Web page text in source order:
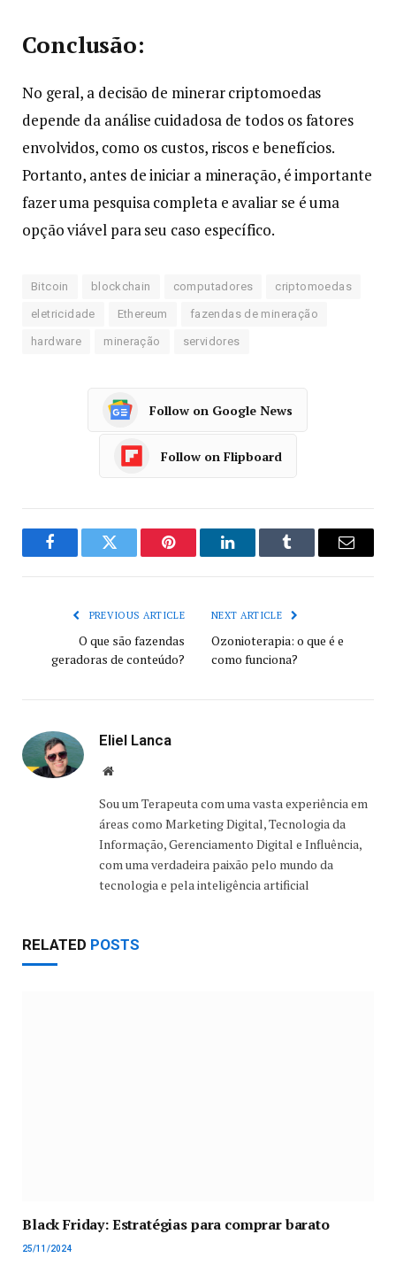
Conclusão:
No geral, a decisão de minerar criptomoedas
depende da análise cuidadosa de todos os fatores
envolvidos, como os custos, riscos e benefícios.
Portanto, antes de iniciar a mineração, é importante
fazer uma pesquisa completa e avaliar se é uma
opção viável para seu caso específico.
Bitcoin blockchain computadores criptomoedas
eletricidade Ethereum fazendas de mineração
hardware mineração servidores
Follow on Google News
Follow on Flipboard
FacebookTwitter Pinterest LinkedInTumblr Email
PREVIOUS ARTICLE
O que são fazendas
geradoras de conteúdo?
NEXT ARTICLE
Ozonioterapia: o que é e
como funciona?
Eliel Lanca
Website
Sou um Terapeuta com uma vasta experiência em
áreas como Marketing Digital, Tecnologia da
Informação, Gerenciamento Digital e Influência,
com uma verdadeira paixão pelo mundo da
tecnologia e pela inteligência artificial
RELATED POSTS
Black Friday: Estratégias para comprar barato
25/11/2024